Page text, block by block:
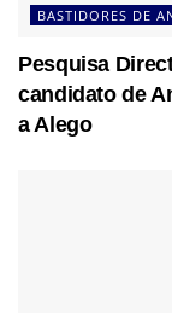
BASTIDORES DE
Pesquisa
candidato de
a Alego